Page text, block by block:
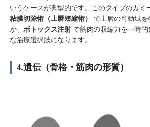
いうケースが典型的です。このタイプのガミ
粘膜切除術（上唇短縮術）
で上唇の可動域
か、 ボトックス注射 で筋肉の収縮力を一時
な治療選択肢になります。
4.遺伝（骨格・筋肉の形質）